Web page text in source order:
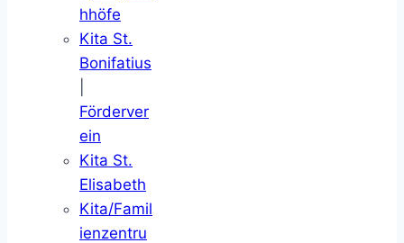
hhöfe
Kita St.
Bonifatius
Förderver
ein
Kita St.
Elisabeth
Kita/Famil
ienzentru